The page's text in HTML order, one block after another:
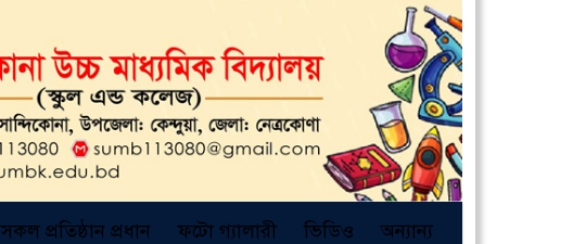
সকল প্রতিষ্ঠান প্রধান ফটো গ্যালারী ভিডিও অন্যান্য